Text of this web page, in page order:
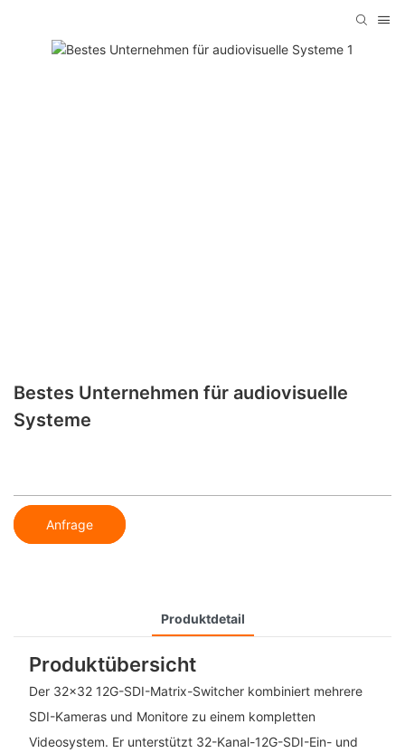
Bestes Unternehmen für audiovisuelle
Systeme
Anfrage
Produktdetail
Produktübersicht
Der 32x32 12G-SDI-Matrix-Switcher kombiniert mehrere
SDI-Kameras und Monitore zu einem kompletten
Videosystem. Er unterstützt 32-Kanal-12G-SDI-Ein- und